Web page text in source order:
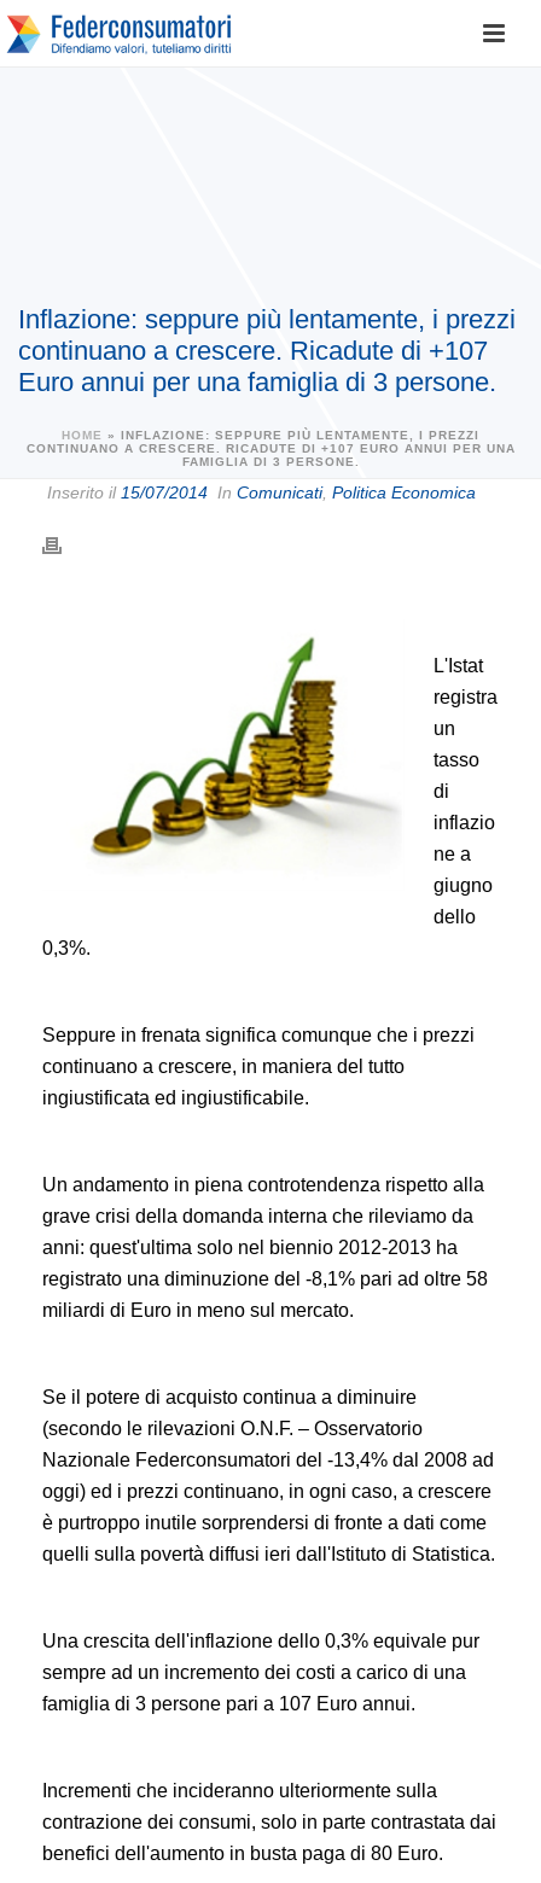
Inflazione: seppure più lentamente, i prezzi
continuano a crescere. Ricadute di +107
Euro annui per una famiglia di 3 persone.
HOME » INFLAZIONE: SEPPURE PIÙ LENTAMENTE, I PREZZI
CONTINUANO A CRESCERE. RICADUTE DI +107 EURO ANNUI PER UNA
FAMIGLIA DI 3 PERSONE.
Inserito il 15/07/2014 In Comunicati, Politica Economica
L'Istat
registra
un
tasso
di
inflazio
ne a
giugno
dello
0,3%.
Seppure in frenata significa comunque che i prezzi
continuano a crescere, in maniera del tutto
ingiustificata ed ingiustificabile.
Un andamento in piena controtendenza rispetto alla
grave crisi della domanda interna che rileviamo da
anni: quest'ultima solo nel biennio 2012-2013 ha
registrato una diminuzione del -8,1% pari ad oltre 58
miliardi di Euro in meno sul mercato.
Se il potere di acquisto continua a diminuire
(secondo le rilevazioni O.N.F. – Osservatorio
Nazionale Federconsumatori del -13,4% dal 2008 ad
oggi) ed i prezzi continuano, in ogni caso, a crescere
è purtroppo inutile sorprendersi di fronte a dati come
quelli sulla povertà diffusi ieri dall'Istituto di Statistica.
Una crescita dell'inflazione dello 0,3% equivale pur
sempre ad un incremento dei costi a carico di una
famiglia di 3 persone pari a 107 Euro annui.
Incrementi che incideranno ulteriormente sulla
contrazione dei consumi, solo in parte contrastata dai
benefici dell'aumento in busta paga di 80 Euro.